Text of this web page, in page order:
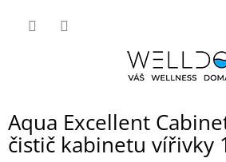
Aqua Excellent
čistič kabinetu vířivky